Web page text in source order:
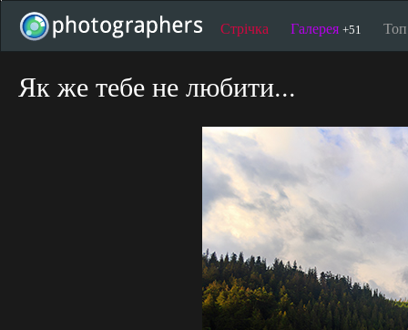
Стрічка Галерея +51
Як же тебе не любити...